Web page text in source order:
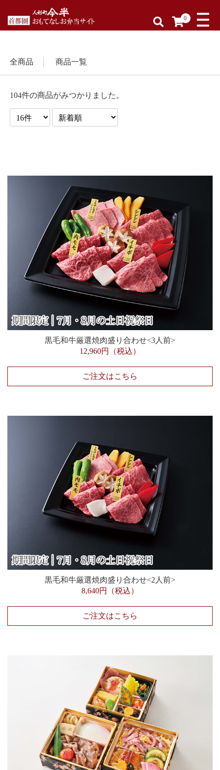
0
全商品 商品一覧
104件の商品がみつかりました。
黒毛和牛厳選焼肉盛り合わせ<3人前>
12,960円（税込）
ご注文はこちら
黒毛和牛厳選焼肉盛り合わせ<2人前>
8,640円（税込）
ご注文はこちら